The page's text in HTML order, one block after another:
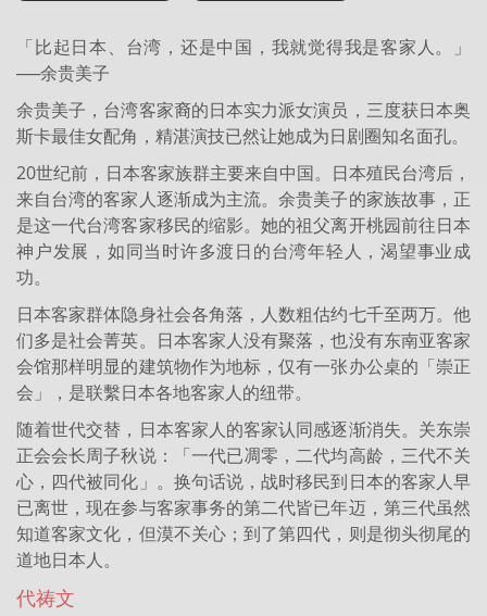
「比起日本、台湾，还是中国，我就觉得我是客家人。」
──余贵美子
余贵美子，台湾客家裔的日本实力派女演员，三度获日本奥
斯卡最佳女配角，精湛演技已然让她成为日剧圈知名面孔。
20世纪前，日本客家族群主要来自中国。日本殖民台湾后，
来自台湾的客家人逐渐成为主流。余贵美子的家族故事，正
是这一代台湾客家移民的缩影。她的祖父离开桃园前往日本
神户发展，如同当时许多渡日的台湾年轻人，渴望事业成
功。
日本客家群体隐身社会各角落，人数粗估约七千至两万。他
们多是社会菁英。日本客家人没有聚落，也没有东南亚客家
会馆那样明显的建筑物作为地标，仅有一张办公桌的「崇正
会」，是联繫日本各地客家人的纽带。
随着世代交替，日本客家人的客家认同感逐渐消失。关东崇
正会会长周子秋说：「一代已凋零，二代均高龄，三代不关
心，四代被同化」。换句话说，战时移民到日本的客家人早
已离世，现在参与客家事务的第二代皆已年迈，第三代虽然
知道客家文化，但漠不关心；到了第四代，则是彻头彻尾的
道地日本人。
代祷文